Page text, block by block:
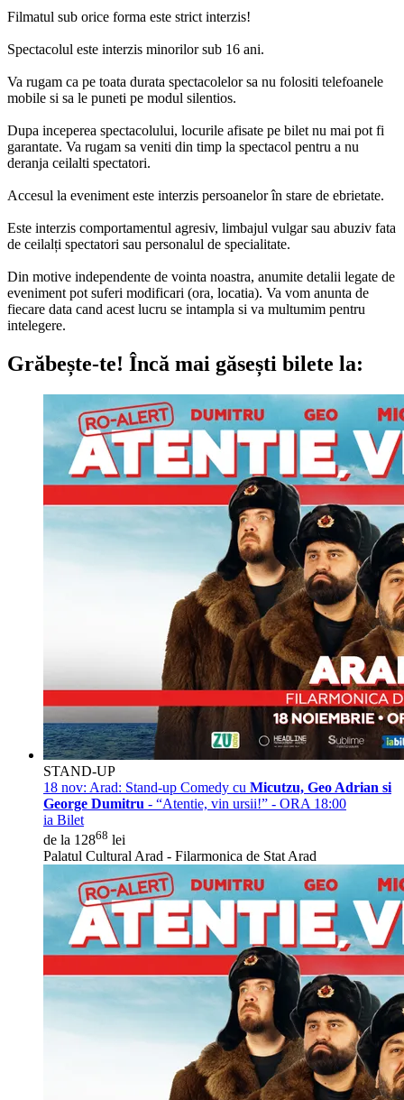
Filmatul sub orice forma este strict interzis!
Spectacolul este interzis minorilor sub 16 ani.
Va rugam ca pe toata durata spectacolelor sa nu folositi telefoanele
mobile si sa le puneti pe modul silentios.
Dupa inceperea spectacolului, locurile afisate pe bilet nu mai pot fi
garantate. Va rugam sa veniti din timp la spectacol pentru a nu
deranja ceilalti spectatori.
Accesul la eveniment este interzis persoanelor în stare de ebrietate.
Este interzis comportamentul agresiv, limbajul vulgar sau abuziv fata
de ceilalți spectatori sau personalul de specialitate.
Din motive independente de vointa noastra, anumite detalii legate de
eveniment pot suferi modificari (ora, locatia). Va vom anunta de
fiecare data cand acest lucru se intampla si va multumim pentru
intelegere.
Grăbește-te! Încă mai găsești bilete la:
STAND-UP
18 nov: Arad: Stand-up Comedy cu Micutzu, Geo Adrian si
George Dumitru - “Atentie, vin ursii!” - ORA 18:00
ia Bilet
de la 12868 lei
Palatul Cultural Arad - Filarmonica de Stat Arad